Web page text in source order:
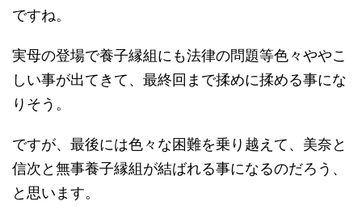
ですね。
実母の登場で養子縁組にも法律の問題等色々ややこ
しい事が出てきて、最終回まで揉めに揉める事にな
りそう。
ですが、最後には色々な困難を乗り越えて、美奈と
信次と無事養子縁組が結ばれる事になるのだろう、
と思います。